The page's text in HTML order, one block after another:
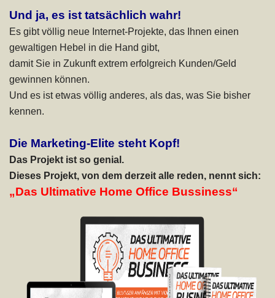
Und ja, es ist tatsächlich wahr!
Es gibt völlig neue Internet-Projekte, das Ihnen einen
gewaltigen Hebel in die Hand gibt,
damit Sie in Zukunft extrem erfolgreich Kunden/Geld
gewinnen können.
Und es ist etwas völlig anderes, als das, was Sie bisher
kennen.
Die Marketing-Elite steht Kopf!
Das Projekt ist so genial.
Dieses Projekt, von dem derzeit alle reden, nennt sich:
„Das Ultimative Home Office Bussiness“